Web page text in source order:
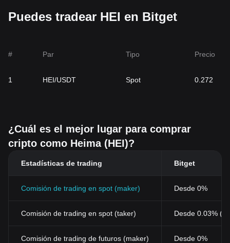
Puedes tradear HEI en Bitget
# Par Tipo Precio
1 HEI/USDT Spot 0.272
¿Cuál es el mejor lugar para comprar
cripto como Heima (HEI)?
Estadísticas de trading Bitget
Comisión de trading en spot (maker) Desde 0%
Comisión de trading en spot (taker) Desde 0.03%
Comisión de trading de futuros (maker) Desde 0%